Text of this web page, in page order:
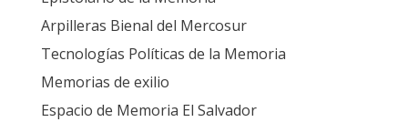
Arpilleras Bienal del Mercosur
Tecnologías Políticas de la Memoria
Memorias de exilio
Espacio de Memoria El Salvador